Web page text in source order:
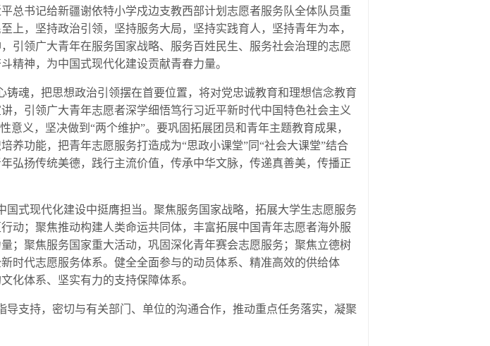
总书记给新疆谢依特小学戍边支教西部计划志愿者服务队全体队员重
，坚持政治引领，坚持服务大局，坚持实践育人，坚持青年为本，
引领广大青年在服务国家战略、服务百姓民生、服务社会治理的志愿
精神，为中国式现代化建设贡献青春力量。
，把思想政治引领摆在首要位置，将对党忠诚教育和理想信念教育
，引领广大青年志愿者深学细悟笃行习近平新时代中国特色社会主义
义，坚决做到“两个维护”。要巩固拓展团员和青年主题教育成果，
功能，把青年志愿服务打造成为“思政小课堂”同“社会大课堂”结合
弘扬传统美德，践行主流价值，传承中华文脉，传递真善美，传播正
现代化建设中挺膺担当。聚焦服务国家战略，拓展大学生志愿服务
动；聚焦推动构建人类命运共同体，丰富拓展中国青年志愿者海外服
；聚焦服务国家重大活动，巩固深化青年赛会志愿服务；聚焦立德树
时代志愿服务体系。健全全面参与的动员体系、精准高效的供给体
化体系、坚实有力的支持保障体系。
持，密切与有关部门、单位的沟通合作，推动重点任务落实，凝聚